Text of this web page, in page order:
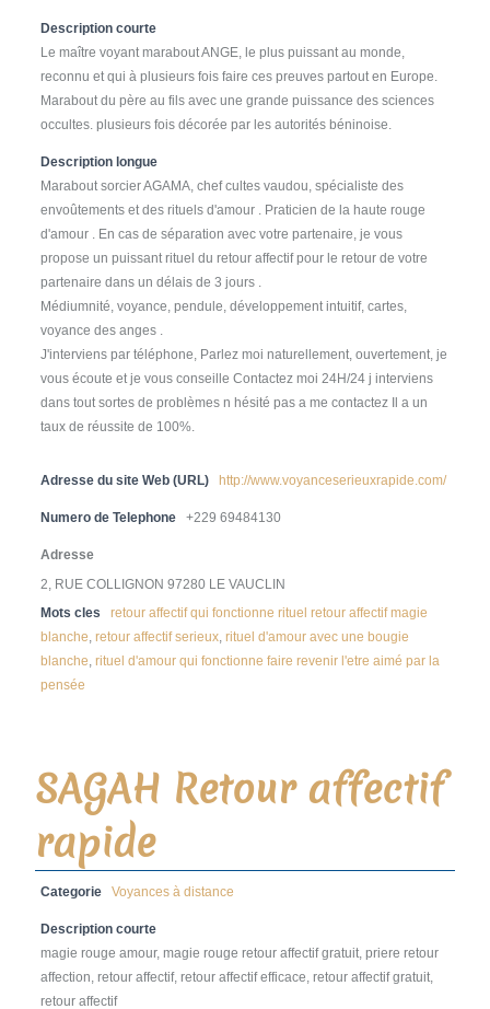
Description courte
Le maître voyant marabout ANGE, le plus puissant au monde,
reconnu et qui à plusieurs fois faire ces preuves partout en Europe.
Marabout du père au fils avec une grande puissance des sciences
occultes. plusieurs fois décorée par les autorités béninoise.
Description longue
Marabout sorcier AGAMA, chef cultes vaudou, spécialiste des
envoûtements et des rituels d'amour . Praticien de la haute rouge
d'amour . En cas de séparation avec votre partenaire, je vous
propose un puissant rituel du retour affectif pour le retour de votre
partenaire dans un délais de 3 jours .
Médiumnité, voyance, pendule, développement intuitif, cartes,
voyance des anges .
J'interviens par téléphone, Parlez moi naturellement, ouvertement, je
vous écoute et je vous conseille Contactez moi 24H/24 j interviens
dans tout sortes de problèmes n hésité pas a me contactez Il a un
taux de réussite de 100%.
Adresse du site Web (URL) http://www.voyanceserieuxrapide.com/
Numero de Telephone +229 69484130
Adresse
2, RUE COLLIGNON 97280 LE VAUCLIN
Mots cles
retour affectif qui fonctionne rituel retour affectif magie
blanche retour affectif serieux rituel d'amour avec une bougie
blanche rituel d'amour qui fonctionne faire revenir l'etre aimé par la
pensée
SAGAH Retour affectif
rapide
Categorie Voyances à distance
Description courte
magie rouge amour, magie rouge retour affectif gratuit, priere retour
affection, retour affectif, retour affectif efficace, retour affectif gratuit,
retour affectif